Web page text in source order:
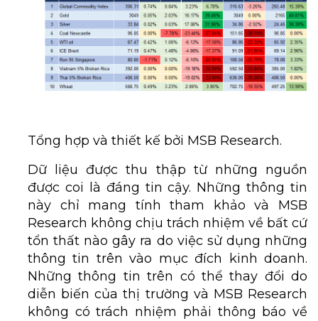
Tổng hợp và thiết kế bởi MSB Research.
Dữ liệu được thu thập từ những nguồn
được coi là đáng tin cậy. Những thông tin
này chỉ mang tính tham khảo và MSB
Research không chịu trách nhiệm về bất cứ
tổn thất nào gây ra do việc sử dụng những
thông tin trên vào mục đích kinh doanh.
Những thông tin trên có thể thay đổi do
diễn biến của thị trường và MSB Research
không có trách nhiệm phải thông báo về